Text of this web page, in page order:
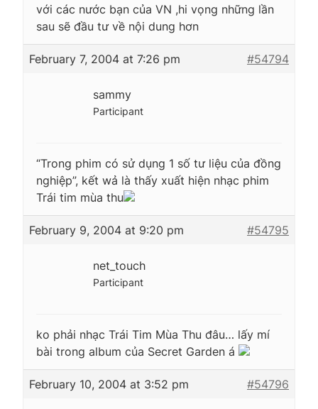
với các nước bạn của VN ,hi vọng những lần
sau sẽ đầu tư về nội dung hơn
February 7, 2004 at 7:26 pm #54794
sammy
Participant
“Trong phim có sử dụng 1 số tư liệu của đồng
nghiệp”, kết wả là thấy xuất hiện nhạc phim
Trái tim mùa thu
February 9, 2004 at 9:20 pm #54795
net_touch
Participant
ko phải nhạc Trái Tim Mùa Thu đâu… lấy mí
bài trong album của Secret Garden á
February 10, 2004 at 3:52 pm #54796